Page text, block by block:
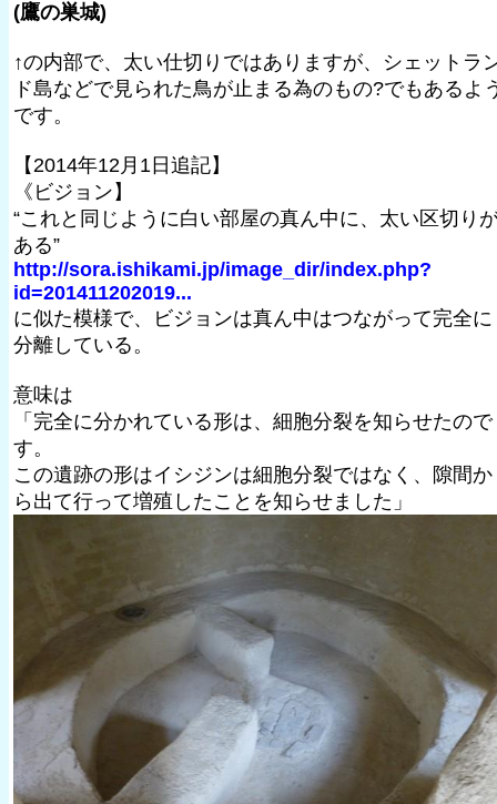
(鷹の巣城)
↑の内部で、太い仕切りではありますが、シェットラ
ド島などで見られた鳥が止まる為のもの?でもあるよ
です。
【2014年12月1日追記】
《ビジョン】
“これと同じように白い部屋の真ん中に、太い区切り
ある”
http://sora.ishikami.jp/image_dir/index.php?
id=201411202019...
に似た模様で、ビジョンは真ん中はつながって完全に
分離している。
意味は
「完全に分かれている形は、細胞分裂を知らせたので
す。
この遺跡の形はイシジンは細胞分裂ではなく、隙間か
ら出て行って増殖したことを知らせました」